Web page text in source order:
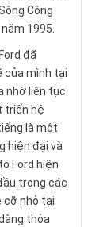
Công
1995.
đã
của mình tại
nhờ liên tục
triển hệ
là một
hiện đại và
Ford hiện
trong các
cỡ nhỏ tại
thỏa